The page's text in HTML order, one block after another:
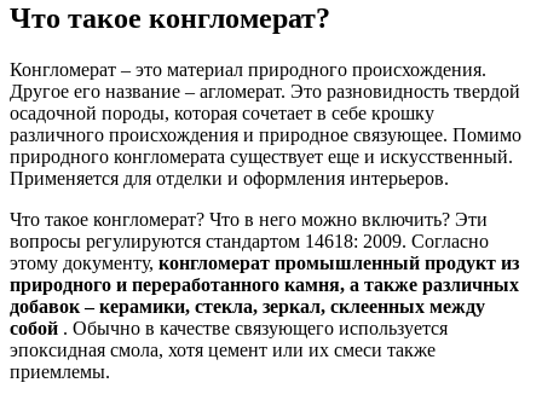
Что такое конгломерат?
Конгломерат – это материал природного происхождения.
Другое его название – агломерат. Это разновидность твердой
осадочной породы, которая сочетает в себе крошку
различного происхождения и природное связующее. Помимо
природного конгломерата существует еще и искусственный.
Применяется для отделки и оформления интерьеров.
Что такое конгломерат? Что в него можно включить? Эти
вопросы регулируются стандартом 14618: 2009. Согласно
этому документу, конгломерат промышленный продукт из
природного и переработанного камня, а также различных
добавок – керамики, стекла, зеркал, склеенных между
собой . Обычно в качестве связующего используется
эпоксидная смола, хотя цемент или их смеси также
приемлемы.